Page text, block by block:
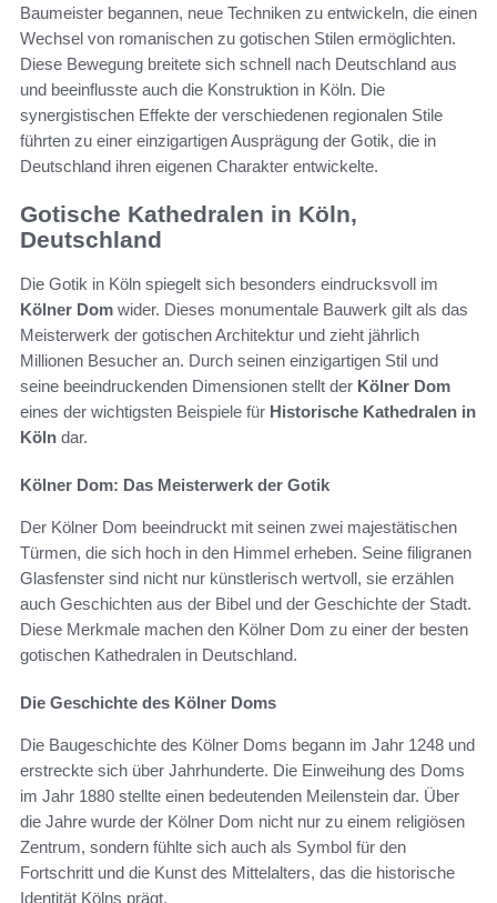
Baumeister begannen, neue Techniken zu entwickeln, die einen
Wechsel von romanischen zu gotischen Stilen ermöglichten.
Diese Bewegung breitete sich schnell nach Deutschland aus
und beeinflusste auch die Konstruktion in Köln. Die
synergistischen Effekte der verschiedenen regionalen Stile
führten zu einer einzigartigen Ausprägung der Gotik, die in
Deutschland ihren eigenen Charakter entwickelte.
Gotische Kathedralen in Köln,
Deutschland
Die Gotik in Köln spiegelt sich besonders eindrucksvoll im
Kölner Dom wider. Dieses monumentale Bauwerk gilt als das
Meisterwerk der gotischen Architektur und zieht jährlich
Millionen Besucher an. Durch seinen einzigartigen Stil und
seine beeindruckenden Dimensionen stellt der Kölner Dom
eines der wichtigsten Beispiele für Historische Kathedralen in
Köln dar.
Kölner Dom: Das Meisterwerk der Gotik
Der Kölner Dom beeindruckt mit seinen zwei majestätischen
Türmen, die sich hoch in den Himmel erheben. Seine filigranen
Glasfenster sind nicht nur künstlerisch wertvoll, sie erzählen
auch Geschichten aus der Bibel und der Geschichte der Stadt.
Diese Merkmale machen den Kölner Dom zu einer der besten
gotischen Kathedralen in Deutschland.
Die Geschichte des Kölner Doms
Die Baugeschichte des Kölner Doms begann im Jahr 1248 und
erstreckte sich über Jahrhunderte. Die Einweihung des Doms
im Jahr 1880 stellte einen bedeutenden Meilenstein dar. Über
die Jahre wurde der Kölner Dom nicht nur zu einem religiösen
Zentrum, sondern fühlte sich auch als Symbol für den
Fortschritt und die Kunst des Mittelalters, das die historische
Identität Kölns prägt.